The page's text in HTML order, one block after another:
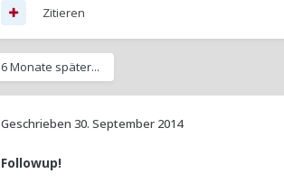
Zitieren
6 Monate später...
Geschrieben 30. September 2014
Followup!